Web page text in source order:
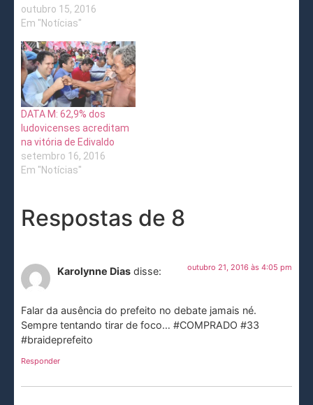
outubro 15, 2016
Em "Notícias"
DATA M: 62,9% dos
ludovicenses acreditam
na vitória de Edivaldo
setembro 16, 2016
Em "Notícias"
Respostas de 8
Karolynne Dias disse: outubro 21, 2016 às 4:05 pm
Falar da ausência do prefeito no debate jamais né.
Sempre tentando tirar de foco… #COMPRADO #33
#braideprefeito
Responder